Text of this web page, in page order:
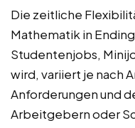
Die zeitliche
Mathematik in
Studentenjobs,
wird, variiert je nach
Anforderungen und
Arbeitgebern oder